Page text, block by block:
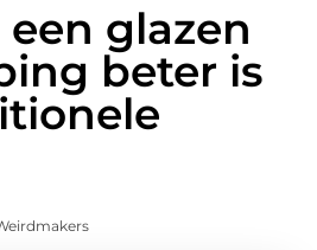
glazen
beter is